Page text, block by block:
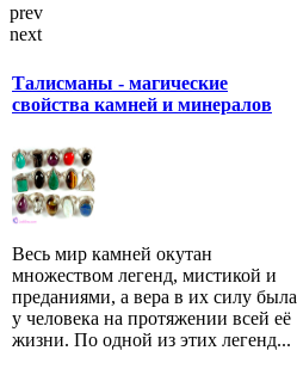
prev
next
Талисманы - магические
свойства камней и минералов
Весь мир камней окутан
множеством легенд, мистикой и
преданиями, а вера в их силу была
у человека на протяжении всей её
жизни. По одной из этих легенд...